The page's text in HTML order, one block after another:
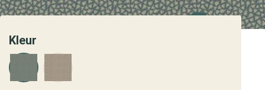
Kleur